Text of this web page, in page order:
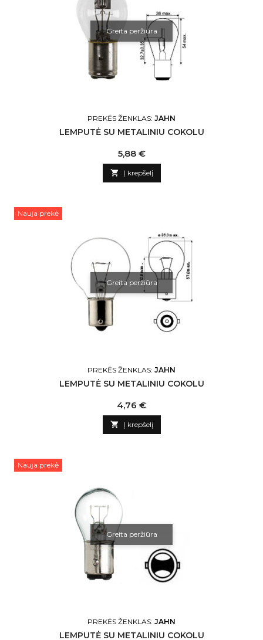
Greita peržiūra
PREKĖS ŽENKLAS: JAHN
LEMPUTĖ SU METALINIU COKOLU
Kaina
5,88 €
 Į krepšelį
Nauja prekė
Greita peržiūra
PREKĖS ŽENKLAS: JAHN
LEMPUTĖ SU METALINIU COKOLU
Kaina
4,76 €
 Į krepšelį
Nauja prekė
Greita peržiūra
PREKĖS ŽENKLAS: JAHN
LEMPUTĖ SU METALINIU COKOLU